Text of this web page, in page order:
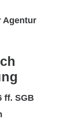
Agentur
ff. SGB